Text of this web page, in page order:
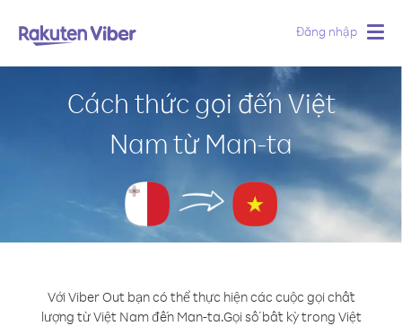
Đăng nhập
Cách thức gọi đến Việt
Nam từ Man-ta
Với Viber Out bạn có thể thực hiện các cuộc gọi chất
lượng từ Việt Nam đến Man-ta.Gọi số bất kỳ trong Việt